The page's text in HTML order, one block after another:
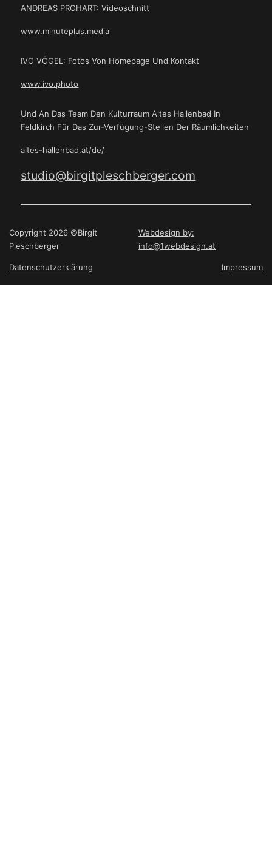
ANDREAS PROHART: Videoschnitt
www.minuteplus.media
IVO VÖGEL: Fotos Von Homepage Und Kontakt
www.ivo.photo
Und An Das Team Den Kulturraum Altes Hallenbad In
Feldkirch Für Das Zur-Verfügung-Stellen Der Räumlichkeiten
altes-hallenbad.at/de/
studio@birgitpleschberger.com
Copyright 2026 ©Birgit
Pleschberger
Webdesign by:
info@1webdesign.at
Datenschutzerklärung Impressum